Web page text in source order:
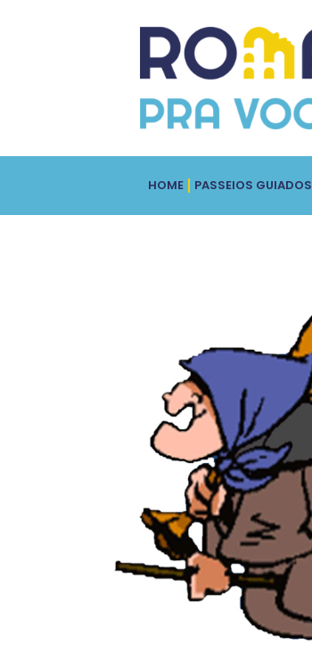
HOME PASSEIOS GUIADOS